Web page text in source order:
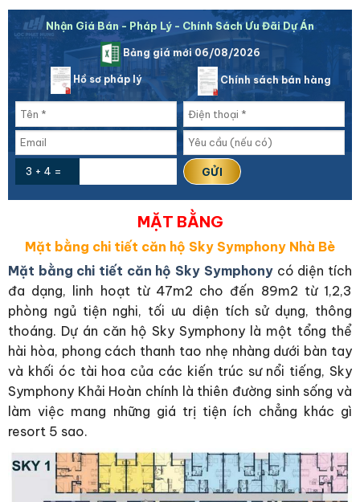
Nhận Giá Bán - Pháp Lý - Chính Sách Ưu Đãi Dự Án
Bảng giá mới 06/08/2026
Hồ sơ pháp lý Chính sách bán hàng
3 + 4 =
MẶT BẰNG
Mặt bằng chi tiết căn hộ Sky Symphony Nhà Bè
Mặt bằng chi tiết căn hộ Sky Symphonycó diện tích
đa dạng, linh hoạt từ 47m2 cho đến 89m2 từ 1,2,3
phòng ngủ tiện nghi, tối ưu diện tích sử dụng, thông
thoáng. Dự án căn hộ Sky Symphony là một tổng thể
hài hòa, phong cách thanh tao nhẹ nhàng dưới bàn tay
và khối óc tài hoa của các kiến trúc sư nổi tiếng, Sky
Symphony Khải Hoàn chính là thiên đường sinh sống và
làm việc mang những giá trị tiện ích chẳng khác gì
resort 5 sao.